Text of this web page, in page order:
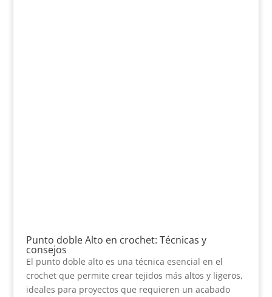
Punto doble Alto en crochet: Técnicas y
consejos
El punto doble alto es una técnica esencial en el
crochet que permite crear tejidos más altos y ligeros,
ideales para proyectos que requieren un acabado